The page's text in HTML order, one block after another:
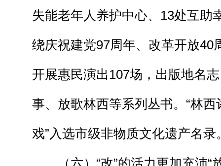
失能老年人养护中心、13处互助
绕庆祝建党97周年、改革开放40
开展惠民演出107场，出版地名
事、放歌林西等系列丛书。“林西
戏”入选市级非物质文化遗产名录
（六）“改”的活力更加充沛“